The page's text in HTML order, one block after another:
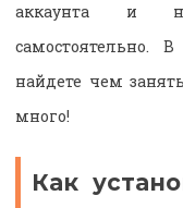
аккаунта и
найдете чем
много!
Как